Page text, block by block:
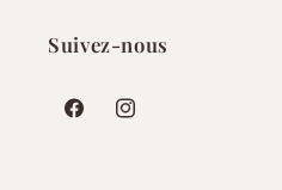
Suivez-nous
FacebookInstagram